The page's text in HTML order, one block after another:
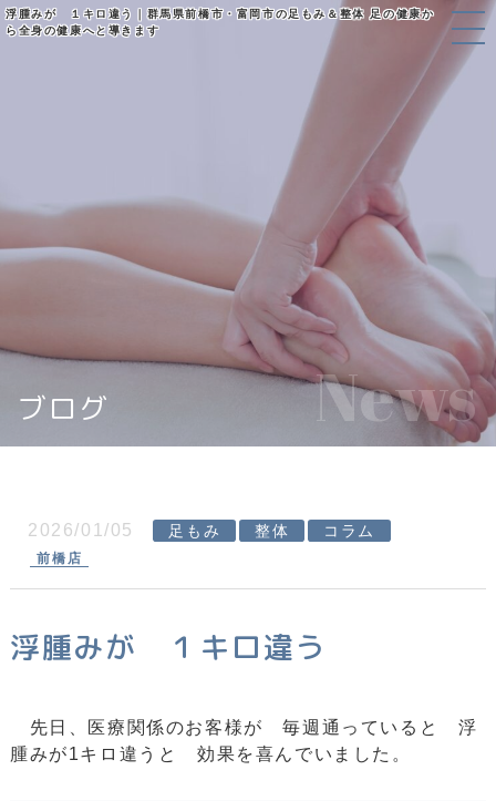
浮腫みが １キロ違う｜群馬県前橋市・富岡市の足もみ＆整体 足の健康か
ら全身の健康へと導きます
ブログ News
2026/01/05 足もみ 整体 コラム
前橋店
浮腫みが １キロ違う
先日、医療関係のお客様が 毎週通っていると 浮
腫みが1キロ違うと 効果を喜んでいました。